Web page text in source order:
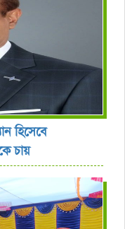
হিসেবে
চায়